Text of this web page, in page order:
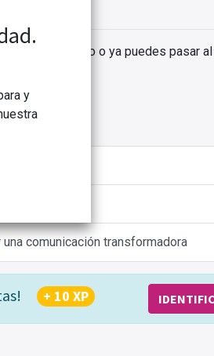
de este módulo o ya puedes pasar
mejor
comunicación transformadora
+ 10 XP
y